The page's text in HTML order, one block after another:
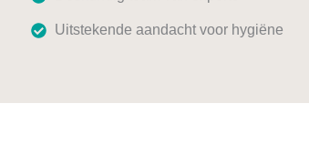
Uitstekende aandacht voor hygiëne